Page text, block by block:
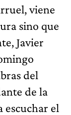
viene
sino que
Javier
del
de la
escuchar el